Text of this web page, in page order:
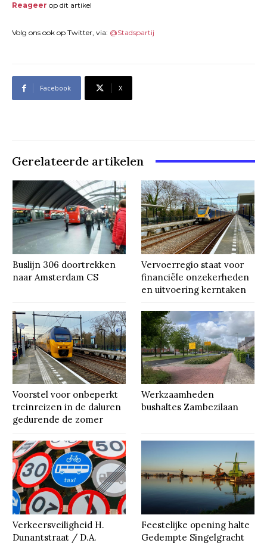
Reageer op dit artikel
Volg ons ook op Twitter, via: @Stadspartij
Facebook X
Gerelateerde artikelen
Buslijn 306 doortrekken
naar Amsterdam CS
Vervoerregio staat voor
financiële onzekerheden
en uitvoering kerntaken
Voorstel voor onbeperkt
treinreizen in de daluren
gedurende de zomer
Werkzaamheden
bushaltes Zambezilaan
Verkeersveiligheid H.
Dunantstraat / D.A.
Feestelijke opening halte
Gedempte Singelgracht